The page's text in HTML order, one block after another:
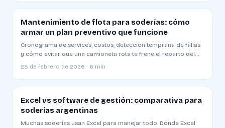
Mantenimiento de flota para soderías: cómo
armar un plan preventivo que funcione
Cronograma de services, costos, detección temprana de fallas
y cómo evitar que una camioneta rota te frene el reparto del
28 de febrero de 2026 · 6 min
Excel vs software de gestión: comparativa para
soderías argentinas
Muchas soderías usan Excel para manejar todo. Dónde Excel